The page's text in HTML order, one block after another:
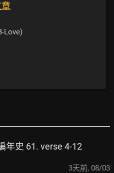
Love)
年史 61. verse 4-12
3天前, 08/03